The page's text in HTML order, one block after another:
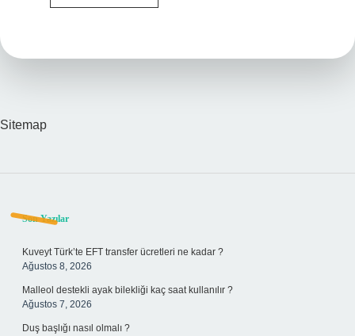
Gram
Sitemap
Sidebar
Son Yazılar
Kuveyt Türk’te EFT transfer ücretleri ne kadar ?
Ağustos 8, 2026
Malleol destekli ayak bilekliği kaç saat kullanılır ?
Ağustos 7, 2026
Duş başlığı nasıl olmalı ?